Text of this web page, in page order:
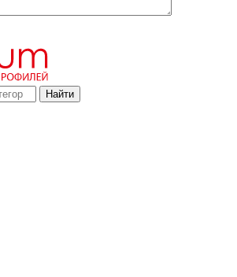
Найти